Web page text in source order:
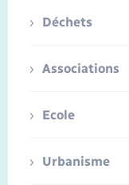
Déchets
Associations
Ecole
Urbanisme